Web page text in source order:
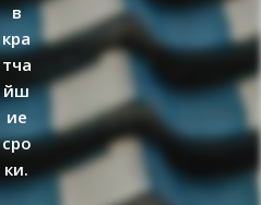
в
кра
тча
йш
ие
сро
ки.